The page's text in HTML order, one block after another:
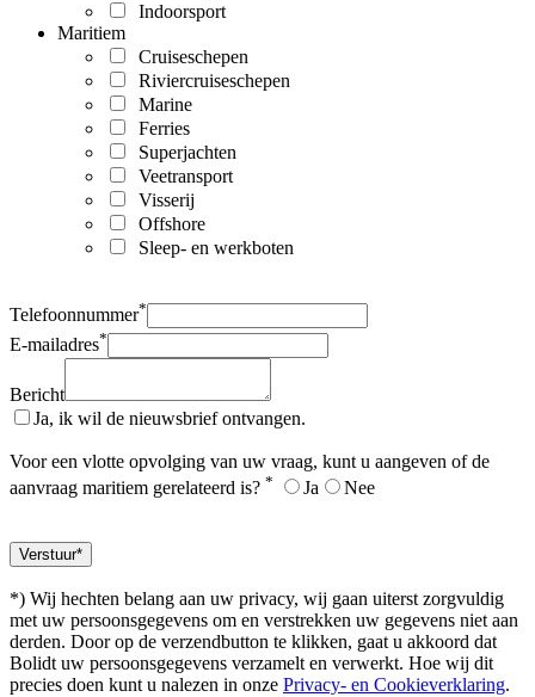
Indoorsport
Maritiem
Cruiseschepen
Riviercruiseschepen
Marine
Ferries
Superjachten
Veetransport
Visserij
Offshore
Sleep- en werkboten
Telefoonnummer*
E-mailadres*
Bericht
Ja, ik wil de nieuwsbrief ontvangen.
Voor een vlotte opvolging van uw vraag, kunt u aangeven of de
aanvraag maritiem gerelateerd is? * Ja Nee
*) Wij hechten belang aan uw privacy, wij gaan uiterst zorgvuldig
met uw persoonsgegevens om en verstrekken uw gegevens niet aan
derden. Door op de verzendbutton te klikken, gaat u akkoord dat
Bolidt uw persoonsgegevens verzamelt en verwerkt. Hoe wij dit
precies doen kunt u nalezen in onze Privacy- en Cookieverklaring.